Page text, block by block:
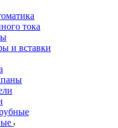
тока
и вставки